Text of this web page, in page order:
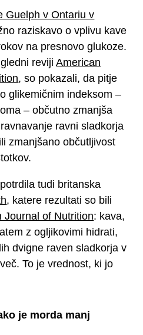
Guelph v Ontariu v
raziskavo o vplivu kave
na presnovo glukoze.
revijiAmerican
, so pokazali, da pitje
glikemičnim indeksom –
– občutno zmanjša
ravni sladkorja
zmanjšano občutljivost
tudi britanska
, katere rezultati so bili
Journal of Nutrition: kava,
z ogljikovimi hidrati,
dvigne raven sladkorja v
To je vrednost, ki jo
je morda manj